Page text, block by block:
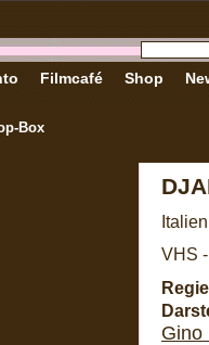
Box
Filmcafé Shop
VHS
Gino